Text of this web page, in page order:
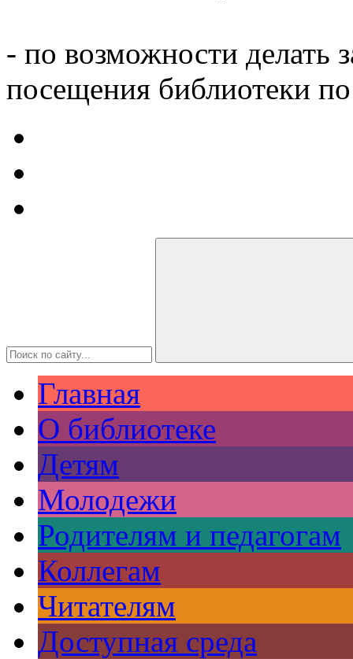
- по возможности делать
посещения библиотеки
Главная
О библиотеке
Детям
Молодежи
Родителям и педагогам
Коллегам
Читателям
Доступная среда